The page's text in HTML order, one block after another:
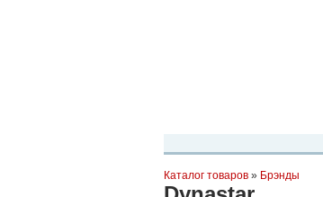
Каталог товаров » Брэнды